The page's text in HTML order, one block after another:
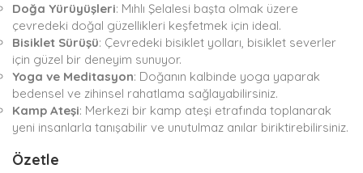
Doğa Yürüyüşleri: Mıhlı Şelalesi başta olmak üzere
çevredeki doğal güzellikleri keşfetmek için ideal.
Bisiklet Sürüşü: Çevredeki bisiklet yolları, bisiklet severler
için güzel bir deneyim sunuyor.
Yoga ve Meditasyon: Doğanın kalbinde yoga yaparak
bedensel ve zihinsel rahatlama sağlayabilirsiniz.
Kamp Ateşi: Merkezi bir kamp ateşi etrafında toplanarak
yeni insanlarla tanışabilir ve unutulmaz anılar biriktirebilirsiniz.
Özetle